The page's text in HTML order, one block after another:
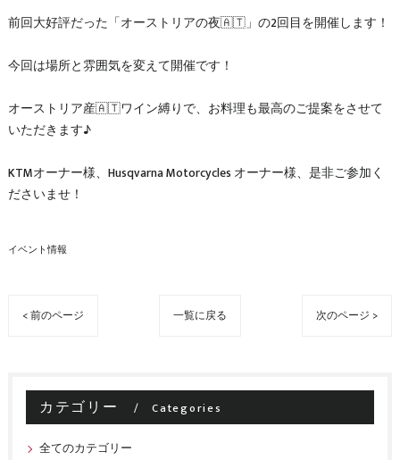
前回大好評だった「オーストリアの夜🇦🇹」の2回目を開催します！
今回は場所と雰囲気を変えて開催です！
オーストリア産🇦🇹ワイン縛りで、お料理も最高のご提案をさせて
いただきます♪
KTMオーナー様、Husqvarna Motorcycles オーナー様、是非ご参加く
ださいませ！
イベント情報
< 前のページ 一覧に戻る 次のページ >
カテゴリー Categories
全てのカテゴリー